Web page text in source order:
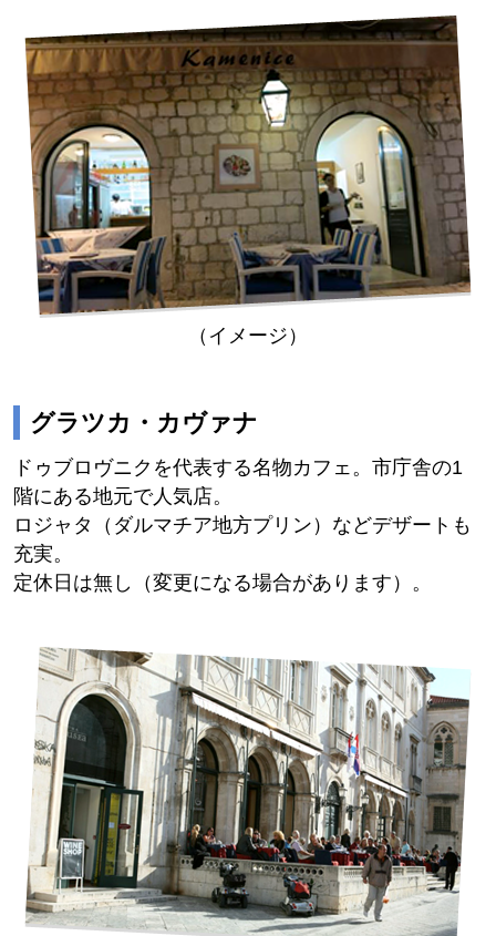
（イメージ）
グラツカ・カヴァナ
ドゥブロヴニクを代表する名物カフェ。市庁舎の1
階にある地元で人気店。
ロジャタ（ダルマチア地方プリン）などデザートも
充実。
定休日は無し（変更になる場合があります）。